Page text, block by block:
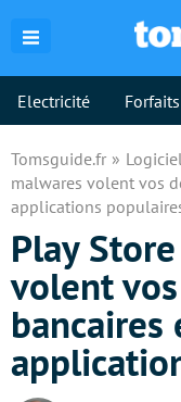
Electricité
Tomsguide.fr
malwares volent vos
applications
Play
volent